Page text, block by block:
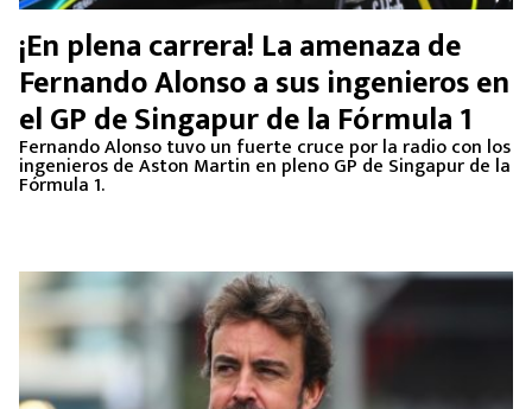
¡En plena carrera! La amenaza de
Fernando Alonso a sus ingenieros en
el GP de Singapur de la Fórmula 1
Fernando Alonso tuvo un fuerte cruce por la radio con los
ingenieros de Aston Martin en pleno GP de Singapur de la
Fórmula 1.